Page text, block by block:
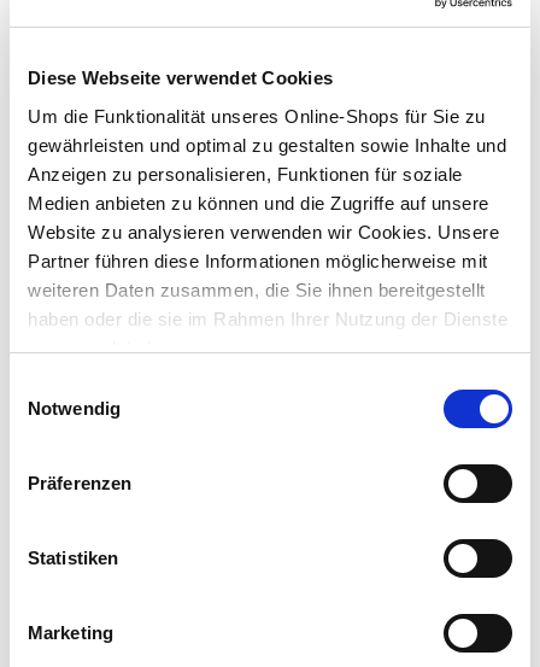
Diese Webseite verwendet Cookies
Um die Funktionalität unseres Online-Shops für Sie zu
gewährleisten und optimal zu gestalten sowie Inhalte und
Anzeigen zu personalisieren, Funktionen für soziale
Medien anbieten zu können und die Zugriffe auf unsere
Website zu analysieren verwenden wir Cookies. Unsere
Partner führen diese Informationen möglicherweise mit
weiteren Daten zusammen, die Sie ihnen bereitgestellt
haben oder die sie im Rahmen Ihrer Nutzung der Dienste
gesammelt haben.
Notwendig
Präferenzen
Statistiken
Marketing
Korb Billy in Schwarz Ø 423 mm aus Kunststoff
Preis reduziert von
UVP 9,99 € auf
6,99 €*
Menge
GERMANIA® Profi-Holzgreifer 25 cm